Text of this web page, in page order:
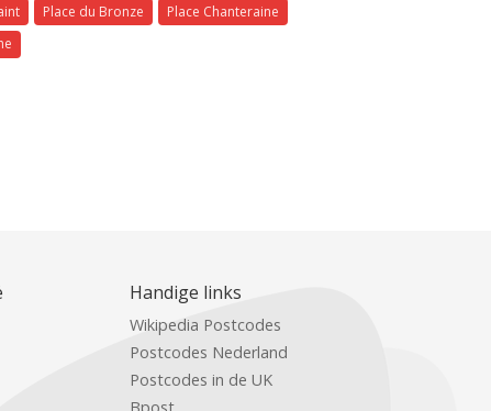
Place du Bronze
Place Chanteraine
Handige links
Wikipedia Postcodes
Postcodes Nederland
Postcodes in de UK